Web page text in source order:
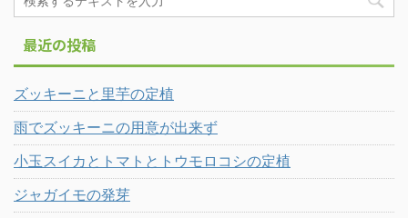
最近の投稿
ズッキーニと里芋の定植
雨でズッキーニの用意が出来ず
小玉スイカとトマトとトウモロコシの定植
ジャガイモの発芽